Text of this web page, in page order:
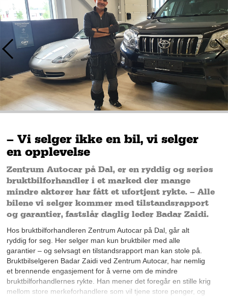
– Vi selger ikke en bil, vi selger
en opplevelse
Zentrum Autocar på Dal, er en ryddig og seriøs
bruktbilforhandler i et marked der mange
mindre aktører har fått et ufortjent rykte. – Alle
bilene vi selger kommer med tilstandsrapport
og garantier, fastslår daglig leder Badar Zaidi.
Hos bruktbilforhandleren Zentrum Autocar på Dal, går alt
ryddig for seg. Her selger man kun bruktbiler med alle
garantier – og selvsagt en tilstandsrapport man kan stole på.
Bruktbilselgeren Badar Zaidi ved Zentrum Autocar, har nemlig
et brennende engasjement for å verne om de mindre
bruktbilforhandlernes rykte. Han mener det foregår en stille krig
mellom store merkeforhandlere som vil tjene store penger, og